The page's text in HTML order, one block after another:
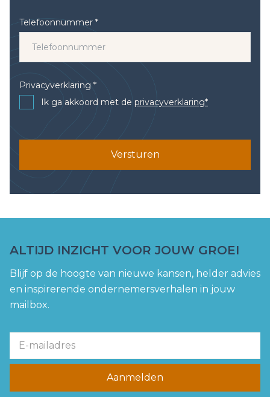
Telefoonnummer *
Privacyverklaring *
Ik ga akkoord met de privacyverklaring*
Versturen
ALTIJD INZICHT VOOR JOUW GROEI
Blijf op de hoogte van nieuwe kansen, helder advies
en inspirerende ondernemersverhalen in jouw
mailbox.
Aanmelden